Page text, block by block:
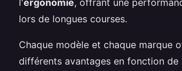
lors de longues courses.
Chaque modèle et chaque marque
différents avantages en fonction de